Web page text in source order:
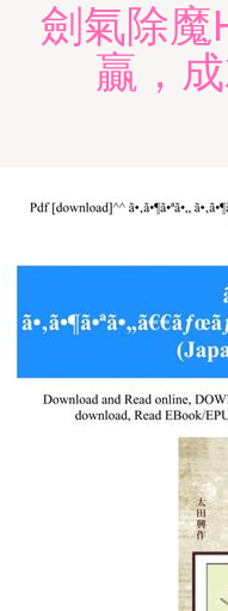
劍氣除魔
贏，